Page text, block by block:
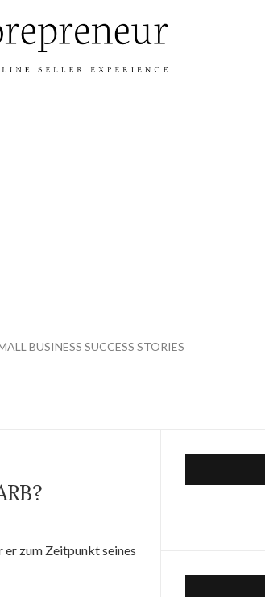
BUSINESS SUCCESS STORIES
zum Zeitpunkt seines